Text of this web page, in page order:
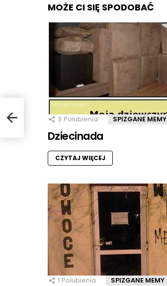
MOŻE CI SIĘ SPODOBAĆ
3 Polubienia SPIZGANE MEMY
Dziecinada
CZYTAJ WIĘCEJ
1 Polubienia SPIZGANE MEMY